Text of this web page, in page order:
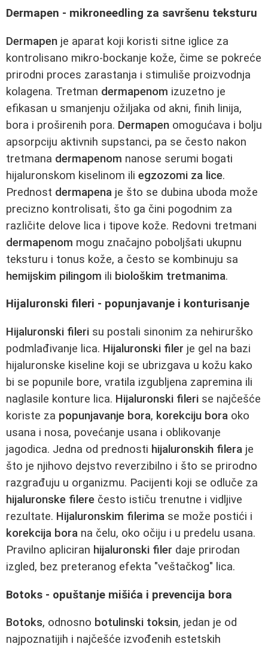
Dermapen - mikroneedling za savršenu teksturu
Dermapen je aparat koji koristi sitne iglice za
kontrolisano mikro-bockanje kože, čime se pokreće
prirodni proces zarastanja i stimuliše proizvodnja
kolagena. Tretman dermapenom izuzetno je
efikasan u smanjenju ožiljaka od akni, finih linija,
bora i proširenih pora. Dermapen omogućava i bolju
apsorpciju aktivnih supstanci, pa se često nakon
tretmana dermapenom nanose serumi bogati
hijaluronskom kiselinom ili egzozomi za lice.
Prednost dermapena je što se dubina uboda može
precizno kontrolisati, što ga čini pogodnim za
različite delove lica i tipove kože. Redovni tretmani
dermapenom mogu značajno poboljšati ukupnu
teksturu i tonus kože, a često se kombinuju sa
hemijskim pilingom ili biološkim tretmanima.
Hijaluronski fileri - popunjavanje i konturisanje
Hijaluronski fileri su postali sinonim za nehirurško
podmlađivanje lica. Hijaluronski filer je gel na bazi
hijaluronske kiseline koji se ubrizgava u kožu kako
bi se popunile bore, vratila izgubljena zapremina ili
naglasile konture lica. Hijaluronski fileri se najčešće
koriste za popunjavanje bora, korekciju bora oko
usana i nosa, povećanje usana i oblikovanje
jagodica. Jedna od prednosti hijaluronskih filera je
što je njihovo dejstvo reverzibilno i što se prirodno
razgrađuju u organizmu. Pacijenti koji se odluče za
hijaluronske filere često ističu trenutne i vidljive
rezultate. Hijaluronskim filerima se može postići i
korekcija bora na čelu, oko očiju i u predelu usana.
Pravilno apliciran hijaluronski filer daje prirodan
izgled, bez preteranog efekta "veštačkog" lica.
Botoks - opuštanje mišića i prevencija bora
Botoks, odnosno botulinski toksin, jedan je od
najpoznatijih i najčešće izvođenih estetskih